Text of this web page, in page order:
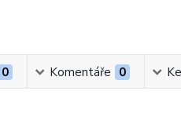
0 Komentáře 0